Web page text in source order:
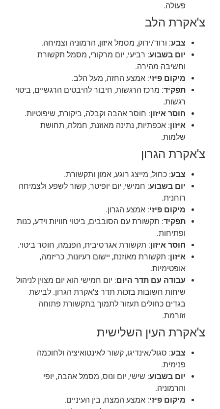
פעולה.
צ'אקרת הלב
צבע: ורוד/ירוק, מסמל איזון, הרמוניה וצמיחה.
יום בשבוע: רביעי, יום מרקורי, מסמל תקשורת
וחשיבה מהירה.
מיקום פיזי: אמצע החזה, מעל הלב.
תפקיד: מרכז הרגשות, חיבור להיבטים הרגשיים, ביטוי
רגשות.
חוסר איזון: חוסר אהבה וקבלה, ביקורת, שיפוטיות.
איזון: אכפתיות, נתינה מאוזנת, חמלה, תחושת
שלמות.
צ'אקרת הגרון
צבע: כחול, מייצג רוגע, אמון ותקשורת.
יום בשבוע: חמישי, יום יופיטר, קשור לשפע ולצמיחה
רוחנית.
מיקום פיזי: אמצע הגרון.
תפקיד: תקשורת עם הסובבים, ביטוי חוויות וידע, כנות
ופתיחות.
חוסר איזון: תקשורת אגרסיבית, הפנמה, חוסר ביטוי.
איזון: תקשורת מאוזנת, יישום רעיונות, כריזמה,
אופטימיות.
עבודה עם תדר היום: יום חמישי הוא יום מצוין לניהול
שיחות חשובות בזכות תדר צ'אקרת הגרון. לבישת
בגדים כחולים תעזור לתמוך בתקשורת פתוחה
וזורמת.
צ'אקרת העין השלישית
צבע: סגול/אינדיגו, קשור לאינטואיציה ולחוכמה
פנימית.
יום בשבוע: שישי, יום ונוס, מסמל אהבה, יופי
והרמוניה.
מיקום פיזי: אמצע המצח, בין העיניים.